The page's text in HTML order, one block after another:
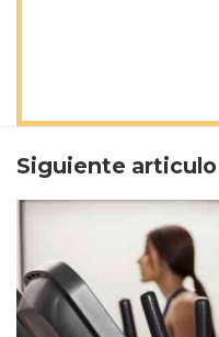
Siguiente articulo